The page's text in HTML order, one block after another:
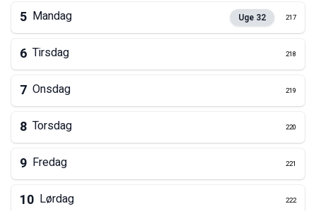
5 Mandag Uge 32 217
6 Tirsdag 218
7 Onsdag 219
8 Torsdag 220
9 Fredag 221
10 Lørdag 222